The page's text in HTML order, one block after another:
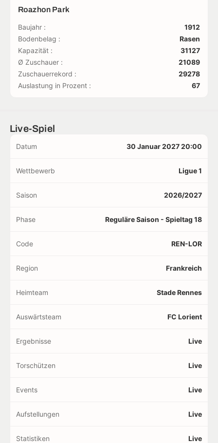
Roazhon Park
Baujahr :
1912
Bodenbelag :
Rasen
Kapazität :
31127
Ø Zuschauer :
21089
Zuschauerrekord :
29278
Auslastung in Prozent :
67
Live-Spiel
Datum 30 Januar 2027 20:00
Wettbewerb Ligue 1
Saison 2026/2027
Phase Reguläre Saison - Spieltag 18
Code REN-LOR
Region Frankreich
Heimteam Stade Rennes
Auswärtsteam FC Lorient
Ergebnisse Live
Torschützen Live
Events Live
Aufstellungen Live
Statistiken Live